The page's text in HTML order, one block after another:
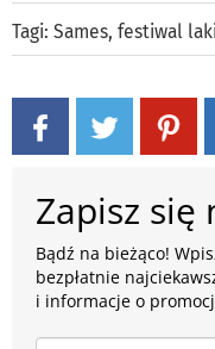
Tagi: Sames, festiwal
Zapisz
Bądź na bieżąco!
bezpłatnie
i informacje o